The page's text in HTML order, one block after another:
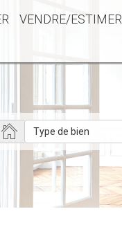
VENDRE/ESTIMER
Type de bien